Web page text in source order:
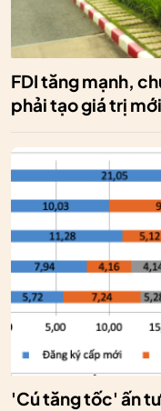
FDI tăng mạnh,
phải tạo giá trị mới
'Cú tăng tốc' ấn